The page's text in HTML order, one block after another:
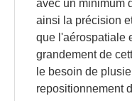
avec un minimum
ainsi la précision
que l'aérospatiale
grandement de
le besoin de
repositionnement